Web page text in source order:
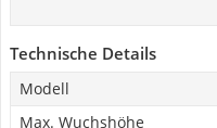
Technische Details
Modell
Max. Wuchshöhe